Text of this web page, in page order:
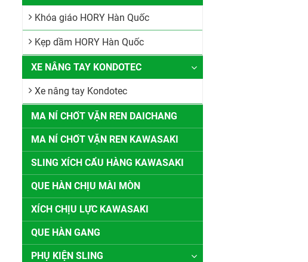
Khóa giáo HORY Hàn Quốc
Kẹp dầm HORY Hàn Quốc
XE NÂNG TAY KONDOTEC
Xe nâng tay Kondotec
MA NÍ CHỐT VẶN REN DAICHANG
MA NÍ CHỐT VẶN REN KAWASAKI
SLING XÍCH CẨU HÀNG KAWASAKI
QUE HÀN CHỊU MÀI MÒN
XÍCH CHỊU LỰC KAWASAKI
QUE HÀN GANG
PHỤ KIỆN SLING